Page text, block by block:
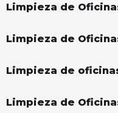
Limpieza de
Limpieza de
Limpieza de
Limpieza de